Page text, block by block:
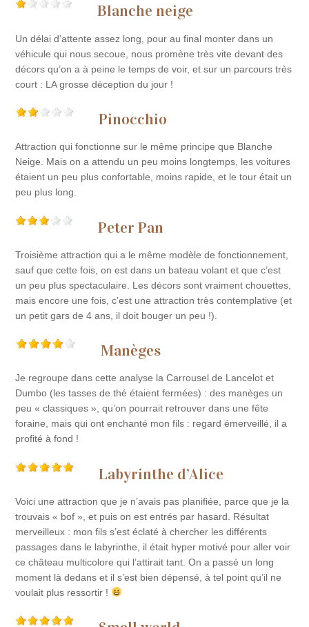
Blanche neige
Un délai d’attente assez long, pour au final monter dans un
véhicule qui nous secoue, nous promène très vite devant des
décors qu’on a à peine le temps de voir, et sur un parcours très
court : LA grosse déception du jour !
Pinocchio
Attraction qui fonctionne sur le même principe que Blanche
Neige. Mais on a attendu un peu moins longtemps, les voitures
étaient un peu plus confortable, moins rapide, et le tour était un
peu plus long.
Peter Pan
Troisième attraction qui a le même modèle de fonctionnement,
sauf que cette fois, on est dans un bateau volant et que c’est
un peu plus spectaculaire. Les décors sont vraiment chouettes,
mais encore une fois, c’est une attraction très contemplative (et
un petit gars de 4 ans, il doit bouger un peu !).
Manèges
Je regroupe dans cette analyse la Carrousel de Lancelot et
Dumbo (les tasses de thé étaient fermées) : des manèges un
peu « classiques », qu’on pourrait retrouver dans une fête
foraine, mais qui ont enchanté mon fils : regard émerveillé, il a
profité à fond !
Labyrinthe d’Alice
Voici une attraction que je n’avais pas planifiée, parce que je la
trouvais « bof », et puis on est entrés par hasard. Résultat
merveilleux : mon fils s’est éclaté à chercher les différents
passages dans le labyrinthe, il était hyper motivé pour aller voir
ce château multicolore qui l’attirait tant. On a passé un long
moment là dedans et il s’est bien dépensé, à tel point qu’il ne
voulait plus ressortir !